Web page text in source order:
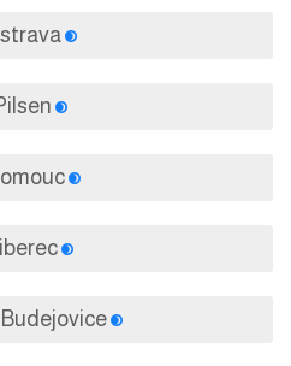
Ostrava
Liberec